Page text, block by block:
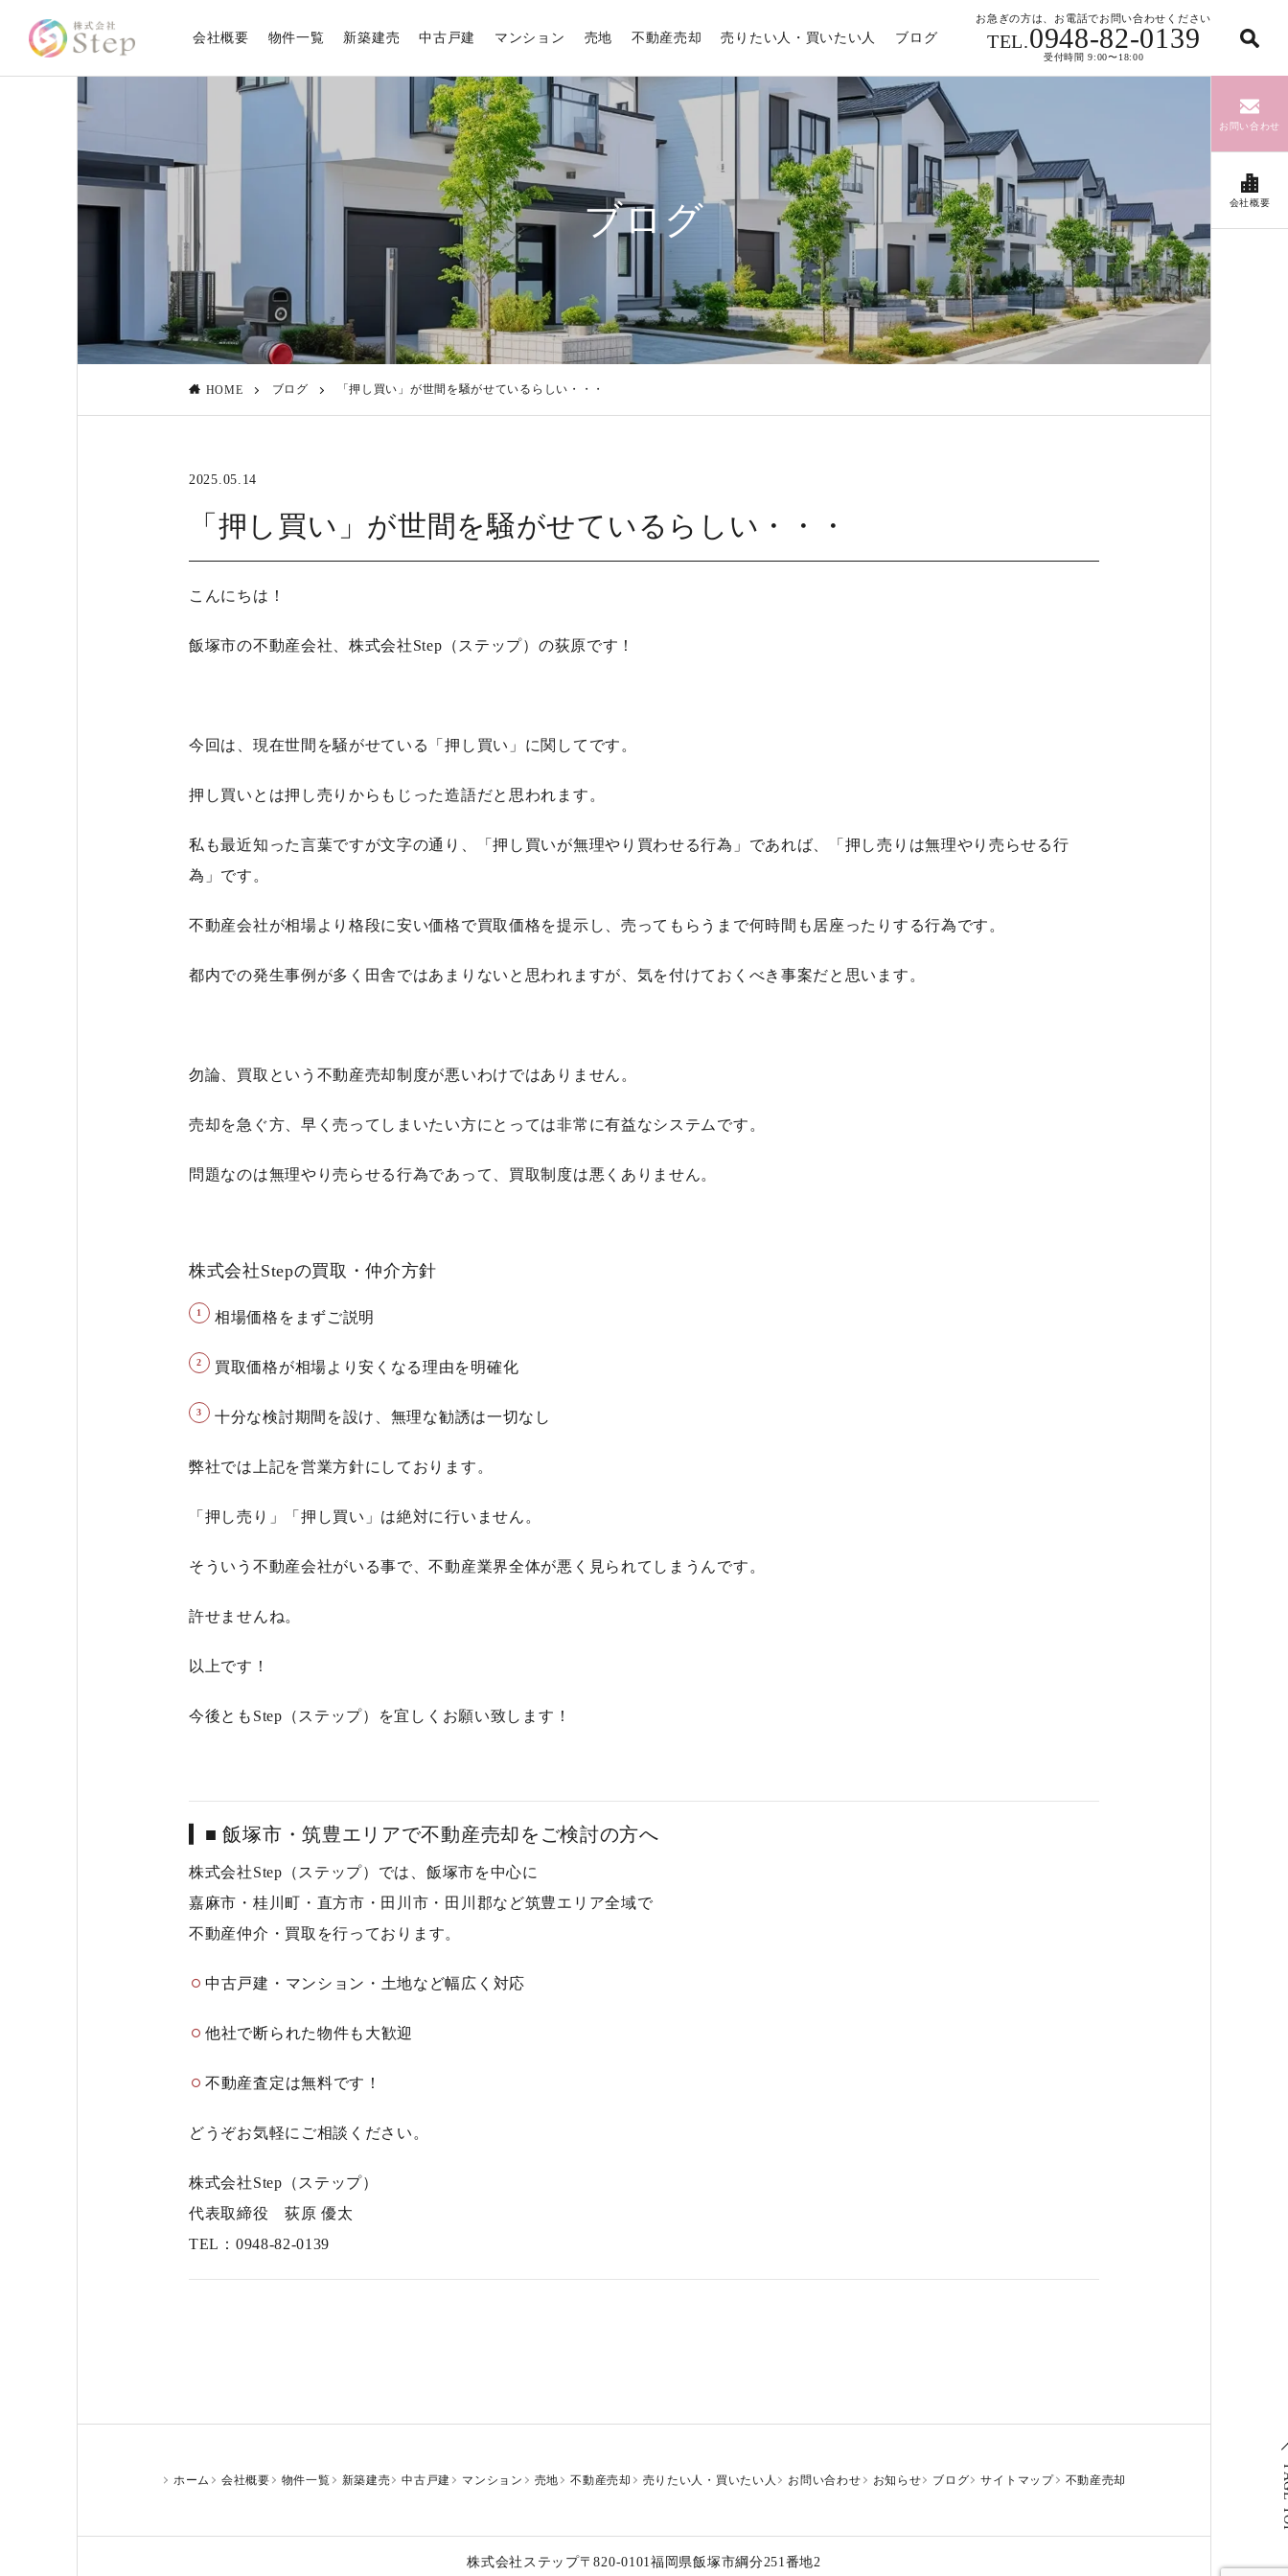
会社概要 物件一覧 新築建売 中古戸建 マンション 売地 不動産売却 売りたい人・買いたい人 ブログ
お急ぎの方は、お電話でお問い合わせください
TEL.0948-82-0139
受付時間 9:00〜18:00
お問い合わせ
会社概要
ブログ
HOME ブログ 「押し買い」が世間を騒がせているらしい・・・
2025.05.14
「押し買い」が世間を騒がせているらしい・・・
こんにちは！
飯塚市の不動産会社、株式会社Step（ステップ）の荻原です！
今回は、現在世間を騒がせている「押し買い」に関してです。
押し買いとは押し売りからもじった造語だと思われます。
私も最近知った言葉ですが文字の通り、「押し買いが無理やり買わせる行為」であれば、「押し売りは無理やり売らせる行
為」です。
不動産会社が相場より格段に安い価格で買取価格を提示し、売ってもらうまで何時間も居座ったりする行為です。
都内での発生事例が多く田舎ではあまりないと思われますが、気を付けておくべき事案だと思います。
勿論、買取という不動産売却制度が悪いわけではありません。
売却を急ぐ方、早く売ってしまいたい方にとっては非常に有益なシステムです。
問題なのは無理やり売らせる行為であって、買取制度は悪くありません。
株式会社Stepの買取・仲介方針
相場価格をまずご説明
買取価格が相場より安くなる理由を明確化
十分な検討期間を設け、 無理な勧誘は一切なし
弊社では上記を営業方針にしております。
「押し売り」「押し買い」は絶対に行いません。
そういう不動産会社がいる事で、不動産業界全体が悪く見られてしまうんです。
許せませんね。
以上です！
今後ともStep（ステップ）を宜しくお願い致します！
■ 飯塚市・筑豊エリアで不動産売却をご検討の方へ
株式会社Step（ステップ）では、飯塚市を中心に
嘉麻市・桂川町・直方市・田川市・田川郡など筑豊エリア全域で
不動産仲介・買取 を行っております。
中古戸建・マンション・土地など幅広く対応
他社で断られた物件も大歓迎
不動産査定は無料です！
どうぞお気軽にご相談ください。
株式会社Step（ステップ）
代表取締役 荻原 優太
TEL：0948-82-0139
ホーム 会社概要 物件一覧 新築建売 中古戸建 マンション 売地 不動産売却 売りたい人・買いたい人 お問い合わせ お知らせ ブログ サイトマップ 不動産売却
株式会社ステップ〒820-0101福岡県飯塚市綱分251番地2